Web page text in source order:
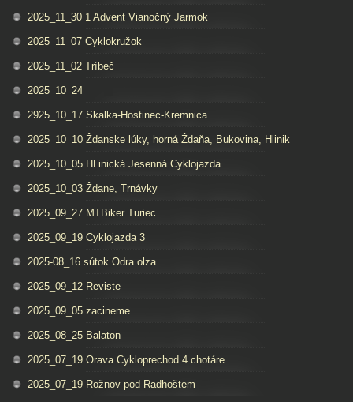
2025_11_30 1 Advent Vianočný Jarmok
2025_11_07 Cyklokružok
2025_11_02 Tríbeč
2025_10_24
2925_10_17 Skalka-Hostinec-Kremnica
2025_10_10 Ždanske lúky, horná Ždaňa, Bukovina, Hlinik
2025_10_05 HLinická Jesenná Cyklojazda
2025_10_03 Ždane, Trnávky
2025_09_27 MTBiker Turiec
2025_09_19 Cyklojazda 3
2025-08_16 sútok Odra olza
2025_09_12 Reviste
2025_09_05 zacineme
2025_08_25 Balaton
2025_07_19 Orava Cykloprechod 4 chotáre
2025_07_19 Rožnov pod Radhoštem